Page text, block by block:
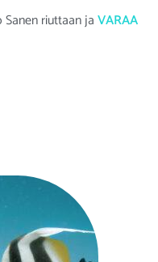
riuttaan jaVARAA